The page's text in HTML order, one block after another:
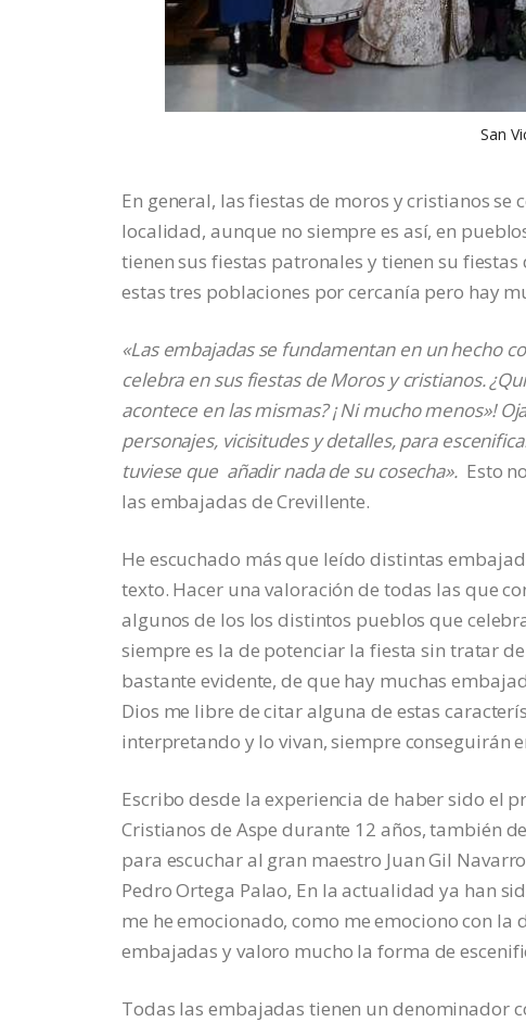
San
En general, las fiestas de moros y cristianos
localidad, aunque no siempre es así, en
tienen sus fiestas patronales y tienen su
estas tres poblaciones por cercanía pero hay
«Las embajadas se fundamentan en un hecho
celebra en sus fiestas de Moros y cristianos.
acontece en las mismas? ¡ Ni mucho menos»!
personajes, vicisitudes y detalles, para
tuviese que añadir nada de su cosecha». Esto
las embajadas de Crevillente.
He escuchado más que leído distintas
texto. Hacer una valoración de todas las que
algunos de los los distintos pueblos que
siempre es la de potenciar la fiesta sin tratar
bastante evidente, de que hay muchas
Dios me libre de citar alguna de estas
interpretando y lo vivan, siempre conseguirán
Escribo desde la experiencia de haber sido el
Cristianos de Aspe durante 12 años, también
para escuchar al gran maestro Juan Gil
Pedro Ortega Palao, En la actualidad ya han
me he emocionado, como me emociono con
embajadas y valoro mucho la forma de
Todas las embajadas tienen un denominador